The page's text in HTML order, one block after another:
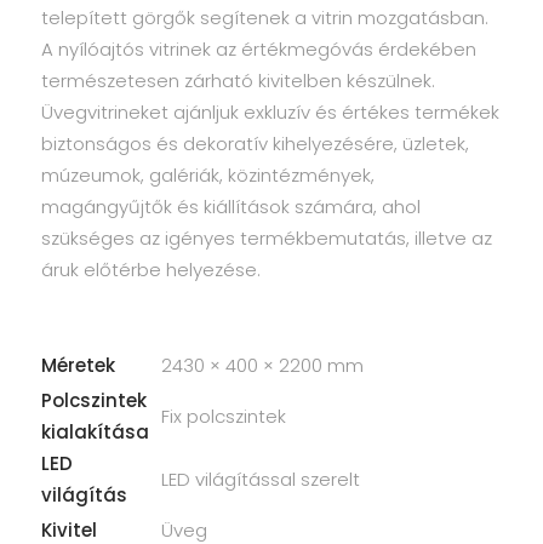
telepített görgők segítenek a vitrin mozgatásban.
A nyílóajtós vitrinek az értékmegóvás érdekében
természetesen zárható kivitelben készülnek.
Üvegvitrineket ajánljuk exkluzív és értékes termékek
biztonságos és dekoratív kihelyezésére, üzletek,
múzeumok, galériák, közintézmények,
magángyűjtők és kiállítások számára, ahol
szükséges az igényes termékbemutatás, illetve az
áruk előtérbe helyezése.
Méretek
2430 × 400 × 2200 mm
Polcszintek
kialakítása
Fix polcszintek
LED
világítás
LED világítással szerelt
Kivitel
Üveg